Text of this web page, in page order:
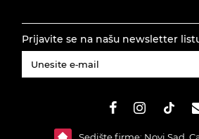
Prijavite se na našu newsletter